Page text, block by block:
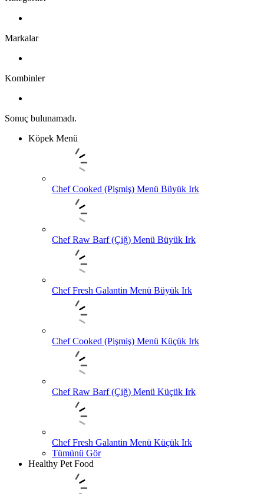
Markalar
Kombinler
Sonuç bulunamadı.
Köpek Menü
Chef Cooked (Pişmiş) Menü Büyük Irk
Chef Raw Barf (Çiğ) Menü Büyük Irk
Chef Fresh Galantin Menü Büyük Irk
Chef Cooked (Pişmiş) Menü Küçük Irk
Chef Raw Barf (Çiğ) Menü Küçük Irk
Chef Fresh Galantin Menü Küçük Irk
Tümünü Gör
Healthy Pet Food